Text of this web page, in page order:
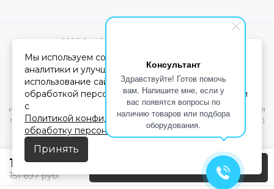
Консультант
Здравствуйте! Готов помочь
вам. Напишите мне, если у
вас появятся вопросы по
наличию товаров или подбора
оборудования.
101 131руб.
151 697руб.
Предзаказ
2026 © YASHEL Technologies.
Вся представленная на сайте информация, касающаяся
характеристик, стоимости товаров и услуг, носит
информационный характер и ни при каких условиях не является
публичной офертой, определяемой положениями Статьи 437(2)
Гражданского кодекса РФ.
Мы используем cookie-файлы для работы сайта,
аналитики и улучшения сервиса. Продолжая
использование сайта, вы соглашаетесь с
обработкой персональных данных в соответствии
с
Политикой конфиденциальностии Согласием на
обработку персональных данных
Принять